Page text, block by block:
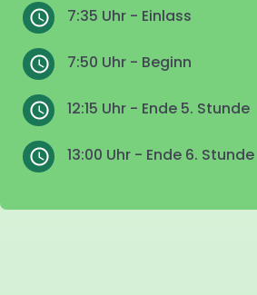
7:35 Uhr - Einlass
7:50 Uhr - Beginn
12:15 Uhr - Ende 5. Stunde
13:00 Uhr - Ende 6. Stunde